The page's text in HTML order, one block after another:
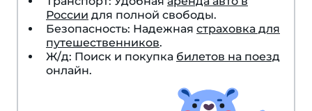
России для полной свободы.
Безопасность: Надежная страховка для
путешественников.
Ж/д: Поиск и покупка билетов на поезд
онлайн.